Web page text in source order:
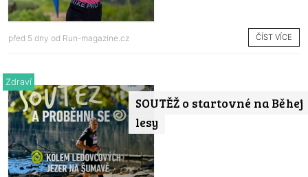
před 5 dny od Run-magazine.cz ČÍST VÍCE
SOUTĚŽ o startovné na Běhej
lesy
Zdraví